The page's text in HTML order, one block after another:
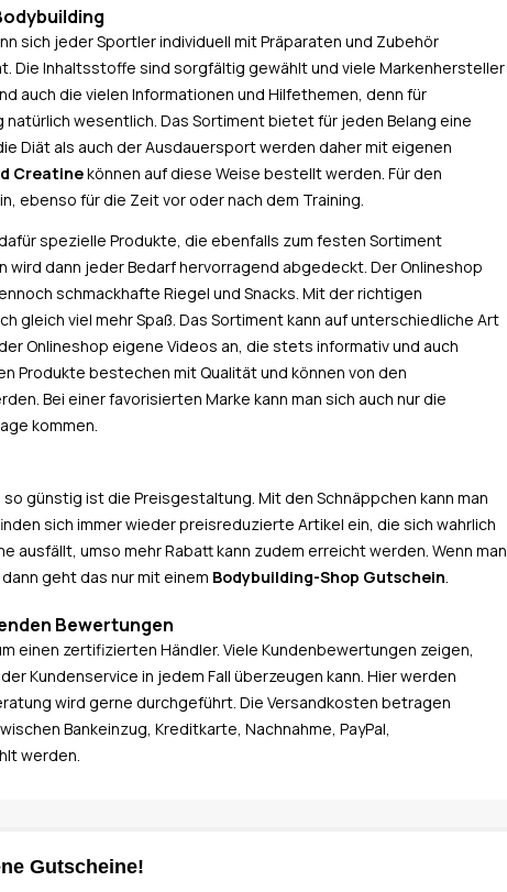
sich jeder Sportler individuell mit Präparaten und Zubehör
Die Inhaltsstoffe sind sorgfältig gewählt und viele Markenhersteller
auch die vielen Informationen und Hilfethemen, denn für
wesentlich. Das Sortiment bietet für jeden Belang eine
Diät als auch der Ausdauersport werden daher mit eigenen
Creatinekönnen auf diese Weise bestellt werden. Für den
ebenso für die Zeit vor oder nach dem Training.
spezielle Produkte, die ebenfalls zum festen Sortiment
wird dann jeder Bedarf hervorragend abgedeckt. Der Onlineshop
schmackhafte Riegel und Snacks. Mit der richtigen
gleich viel mehr Spaß. Das Sortiment kann auf unterschiedliche Art
Onlineshop eigene Videos an, die stets informativ und auch
Produkte bestechen mit Qualität und können von den
Bei einer favorisierten Marke kann man sich auch nur die
kommen.
günstig ist die Preisgestaltung. Mit den Schnäppchen kann man
sich immer wieder preisreduzierte Artikel ein, die sich wahrlich
ausfällt, umso mehr Rabatt kann zudem erreicht werden. Wenn man
geht das nur mit einem Bodybuilding-Shop Gutschein.
Bewertungen
einen zertifizierten Händler. Viele Kundenbewertungen zeigen,
Kundenservice in jedem Fall überzeugen kann. Hier werden
wird gerne durchgeführt. Die Versandkosten betragen
Bankeinzug, Kreditkarte, Nachnahme, PayPal,
werden.
Gutscheine!